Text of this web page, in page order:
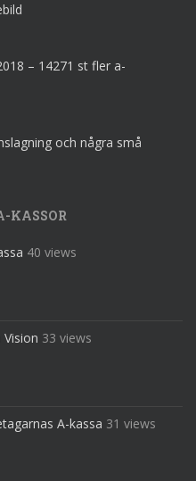
– 14271 st fler a-
och några små
KASSOR
40 views
Vision 33 views
A-kassa 31 views